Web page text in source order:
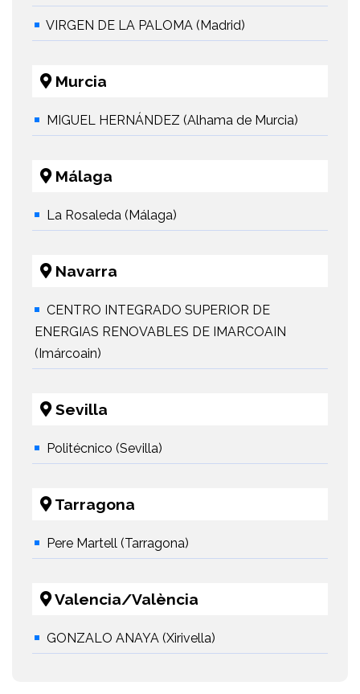
VIRGEN DE LA PALOMA (Madrid)
Murcia
MIGUEL HERNÁNDEZ (Alhama de Murcia)
Málaga
La Rosaleda (Málaga)
Navarra
CENTRO INTEGRADO SUPERIOR DE
ENERGIAS RENOVABLES DE IMARCOAIN
(Imárcoain)
Sevilla
Politécnico (Sevilla)
Tarragona
Pere Martell (Tarragona)
Valencia/València
GONZALO ANAYA (Xirivella)